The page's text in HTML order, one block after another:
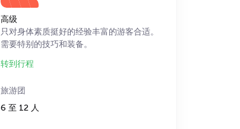
高级
只对身体素质挺好的经验丰富的游客合适。
需要特别的技巧和装备。
转到行程
旅游团
6 至 12 人